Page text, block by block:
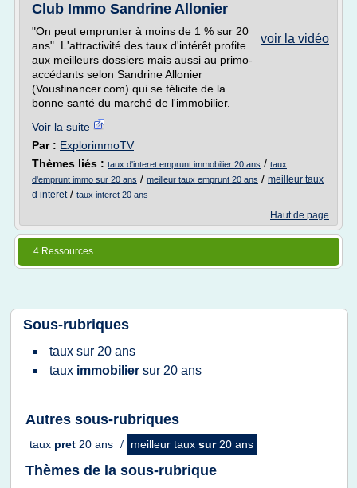
Club Immo Sandrine Allonier
voir la vidéo
"On peut emprunter à moins de 1 % sur 20
ans". L'attractivité des taux d'intérêt profite
aux meilleurs dossiers mais aussi au primo-
accédants selon Sandrine Allonier
(Vousfinancer.com) qui se félicite de la
bonne santé du marché de l'immobilier.
Voir la suite
Par : ExplorimmoTV
Thèmes liés : taux d'interet emprunt immobilier 20 ans / taux
d'emprunt immo sur 20 ans / meilleur taux emprunt 20 ans / meilleur taux
d interet/ taux interet 20 ans
Haut de page
4 Ressources
Sous-rubriques
taux sur 20 ans
taux immobilier sur 20 ans
Autres sous-rubriques
taux pret 20 ans / meilleur taux sur20 ans
Thèmes de la sous-rubrique